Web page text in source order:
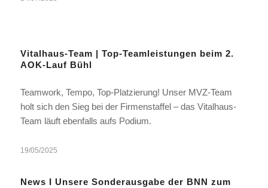
Vitalhaus-Team | Top-Teamleistungen beim 2.
AOK-Lauf Bühl
Teamwork, Tempo, Top-Platzierung! Unser MVZ-Team
holt sich den Sieg bei der Firmenstaffel – das Vitalhaus-
Team läuft ebenfalls aufs Podium.
19/05/2025
News I Unsere Sonderausgabe der BNN zum